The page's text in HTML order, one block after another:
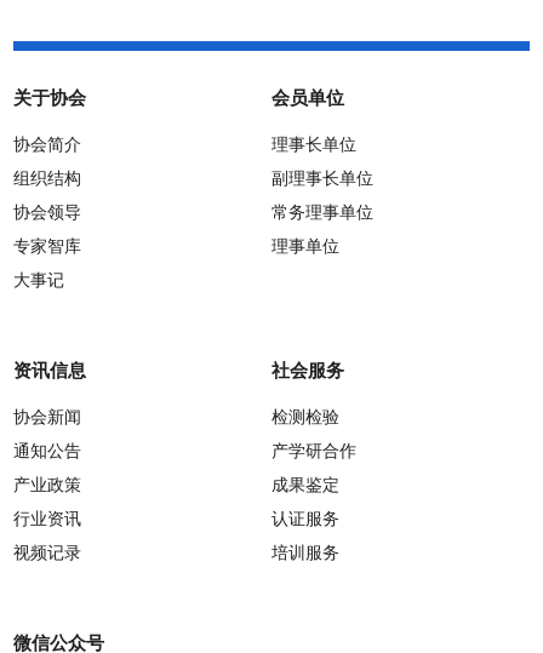
关于协会
协会简介
组织结构
协会领导
专家智库
大事记
会员单位
理事长单位
副理事长单位
常务理事单位
理事单位
资讯信息
协会新闻
通知公告
产业政策
行业资讯
视频记录
社会服务
检测检验
产学研合作
成果鉴定
认证服务
培训服务
微信公众号